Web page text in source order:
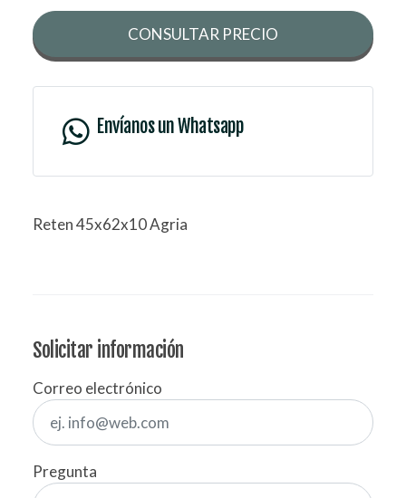
CONSULTAR PRECIO
Envíanos un Whatsapp
Reten 45x62x10 Agria
Solicitar información
Correo electrónico
Pregunta